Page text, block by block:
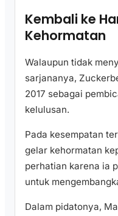
Kembali ke
Kehormatan
Walaupun tidak
sarjananya,
2017 sebagai
kelulusan.
Pada kesempatan
gelar kehormatan
perhatian karena ia
untuk
Dalam pidatonya,